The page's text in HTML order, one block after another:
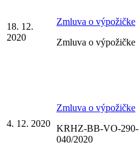
18. 12.
2020
Zmluva o výpožičke
Zmluva o výpožičke
4. 12. 2020
Zmluva o výpožičke
KRHZ-BB-VO-290-
040/2020